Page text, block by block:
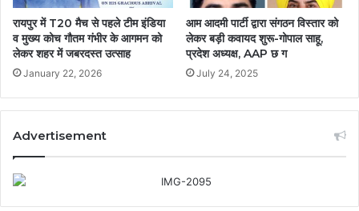
रायपुर में T20 मैच से पहले टीम इंडिया
व मुख्य कोच गौतम गंभीर के आगमन को
लेकर शहर में जबरदस्त उत्साह
January 22, 2026
आम आदमी पार्टी द्वारा संगठन विस्तार को
लेकर बड़ी कवायद शुरू-गोपाल साहू,
प्रदेश अध्यक्ष, AAP छ ग
July 24, 2025
Advertisement